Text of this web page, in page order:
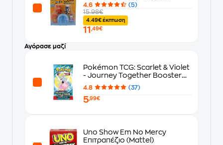
Επιλογή (106-606)
4.6
(5)
15.98€
4.49€ έκπτωση
11 ,49€
Αγόρασε μαζί
Pokémon TCG: Scarlet & Violet
- Journey Together Booster
Blister
4.8 (37)
5,99€
Uno Show Em No Mercy
Επιτραπέζιο (Mattel)